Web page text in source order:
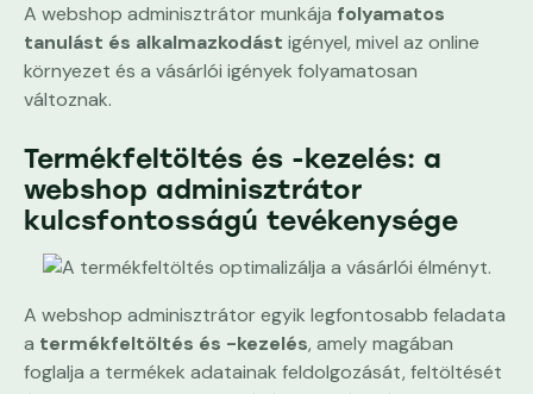
A webshop adminisztrátor munkája folyamatos
tanulást és alkalmazkodást igényel, mivel az online
környezet és a vásárlói igények folyamatosan
változnak.
Termékfeltöltés és -kezelés: a
webshop adminisztrátor
kulcsfontosságú tevékenysége
A webshop adminisztrátor egyik legfontosabb feladata
a termékfeltöltés és -kezelés, amely magában
foglalja a termékek adatainak feldolgozását, feltöltését